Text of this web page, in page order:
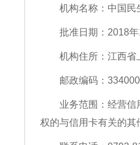
机构名称：中国民
批准日期：2018
机构住所：江西省
邮政编码：334000
业务范围：经营
权的与信用卡有关的其